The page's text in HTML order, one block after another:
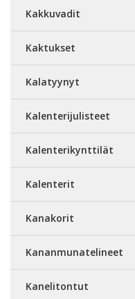
Kakkuvadit
Kaktukset
Kalatyynyt
Kalenterijulisteet
Kalenterikynttilät
Kalenterit
Kanakorit
Kananmunatelineet
Kanelitontut